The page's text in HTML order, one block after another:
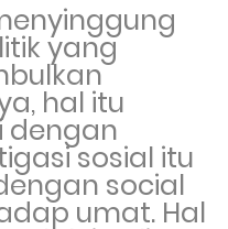
yang
hal itu
dengan
sosial itu
social
umat. Hal